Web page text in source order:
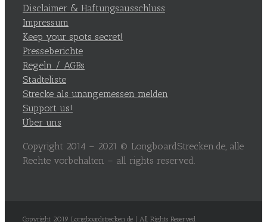
Disclaimer & Haftungsausschluss
Impressum
Keep your spots secret!
Presseberichte
Regeln / AGBs
Städteliste
Strecke als unangemessen melden
Support us!
Über uns
Copyright 2014 – 2021 © LongboardStrecken.de, alle
Rechte vorbehalten – all rights reserved.
Copyright 2019 Longboardstrecken.de | All Rights Reserved